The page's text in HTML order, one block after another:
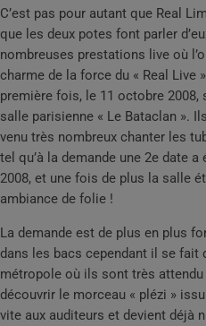
C’est pas pour autant que Real
que les deux potes font parler
nombreuses prestations live où
charme de la force du « Real Live
première fois, le 11 octobre 2008,
salle parisienne « Le Bataclan ».
venu très nombreux chanter les
tel qu’à la demande une 2e date
2008, et une fois de plus la salle
ambiance de folie !
La demande est de plus en plus
dans les bacs cependant il se fait
métropole où ils sont très
découvrir le morceau « plézi »
vite aux auditeurs et devient déjà